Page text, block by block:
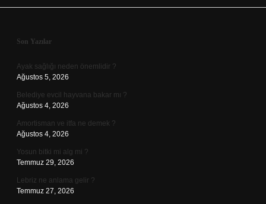
Sidebar
Son Yazılar
Ayak sağlığı neden önemlidir ?
Ağustos 5, 2026
Belediye evcil hayvana bakar mı ?
Ağustos 4, 2026
Amortisman ve itfa ne demek ?
Ağustos 4, 2026
Yosun bitki mi alg mi ?
Temmuz 29, 2026
Lebriz ne anlama gelir ?
Temmuz 27, 2026